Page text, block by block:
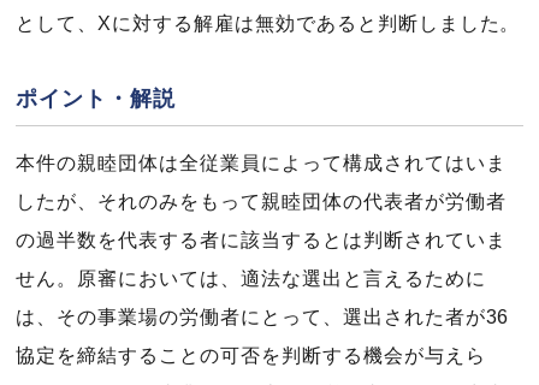
として、Xに対する解雇は無効であると判断しました。
ポイント・解説
本件の親睦団体は全従業員によって構成されてはいま
したが、それのみをもって親睦団体の代表者が労働者
の過半数を代表する者に該当するとは判断されていま
せん。原審においては、適法な選出と言えるために
は、その事業場の労働者にとって、選出された者が36
協定を締結することの可否を判断する機会が与えら